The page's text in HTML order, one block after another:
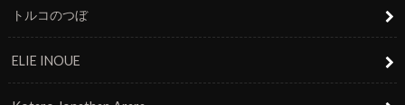
トルコのつぼ
ELIE INOUE